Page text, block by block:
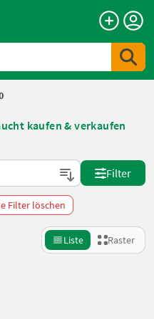
kaufen & verkaufen
Filter
Filter löschen
Liste Raster